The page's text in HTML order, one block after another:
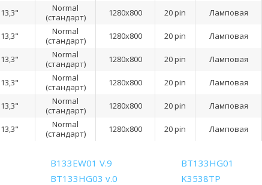
13,3"
Normal
(стандарт)
1280x800 20 pin Ламповая
13,3"
Normal
(стандарт)
1280x800 20 pin Ламповая
13,3"
Normal
(стандарт)
1280x800 20 pin Ламповая
13,3"
Normal
(стандарт)
1280x800 20 pin Ламповая
13,3"
Normal
(стандарт)
1280x800 20 pin Ламповая
13,3"
Normal
(стандарт)
1280x800 20 pin Ламповая
B133EW01 V.9
BT133HG01
BT133HG03 v.0
K3538TP